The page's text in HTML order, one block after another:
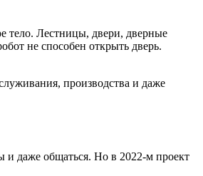
тело. Лестницы, двери, дверные
не способен открыть дверь.
производства и даже
и даже общаться. Но в 2022-м проект